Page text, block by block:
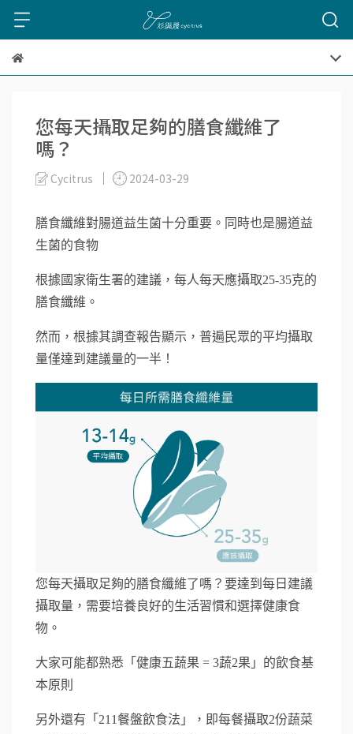
您每天攝取足夠的膳食纖維了
嗎？
Cycitrus 2024-03-29
膳食纖維對腸道益生菌十分重要。同時也是腸道益
⽣菌的⾷物
根據國家衛生署的建議，每人每天應攝取25-35克的
膳食纖維。
然而，根據其調查報告顯示，普遍民眾的平均攝取
量僅達到建議量的一半！
您每天攝取足夠的膳食纖維了嗎？要達到每日建議
攝取量，需要培養良好的生活習慣和選擇健康食
物。
大家可能都熟悉「健康五蔬果 = 3蔬2果」的飲食基
本原則
另外還有「211餐盤飲食法」，即每餐攝取2份蔬菜